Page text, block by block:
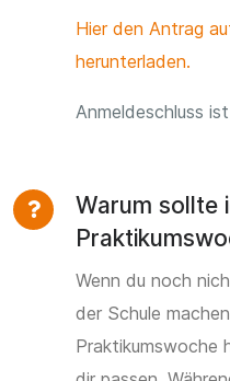
Hier den Antrag
herunterladen.
Anmeldeschluss
Warum sollte
Wenn du noch
der Schule
Praktikumswoche